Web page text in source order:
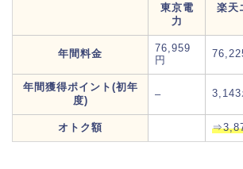
東京電
力
楽天
年間料金
76,959
円
年間獲得ポイント(初年
度)
– 3,143
オトク額